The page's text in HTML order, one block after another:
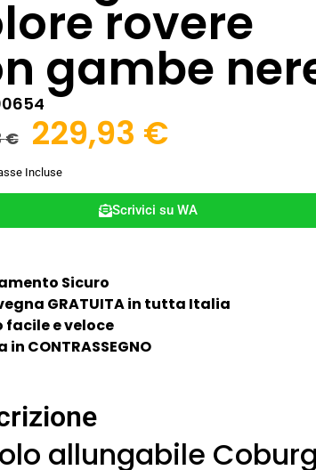
rovere
gambe
€ 229,93 €
Incluse
Scrivici su WA
Sicuro
GRATUITA in tutta Italia
facile e veloce
in CONTRASSEGNO
allungabile Coburg